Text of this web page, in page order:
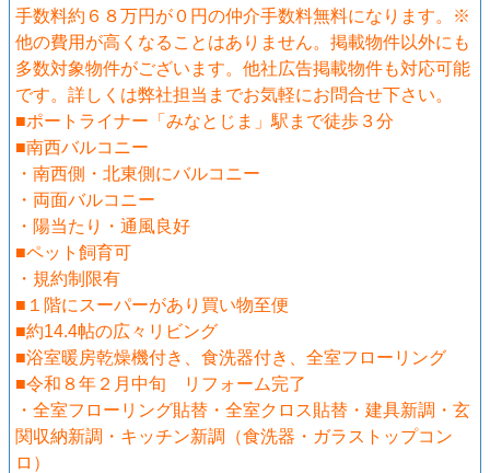
手数料約６８万円が０円の仲介手数料無料になります。※
他の費用が高くなることはありません。掲載物件以外にも
多数対象物件がございます。他社広告掲載物件も対応可能
です。詳しくは弊社担当までお気軽にお問合せ下さい。
■ポートライナー「みなとじま」駅まで徒歩３分
■南西バルコニー
・南西側・北東側にバルコニー
・両面バルコニー
・陽当たり・通風良好
■ペット飼育可
・規約制限有
■１階にスーパーがあり買い物至便
■約14.4帖の広々リビング
■浴室暖房乾燥機付き、食洗器付き、全室フローリング
■令和８年２月中旬 リフォーム完了
・全室フローリング貼替・全室クロス貼替・建具新調・玄
関収納新調・キッチン新調（食洗器・ガラストップコン
ロ）